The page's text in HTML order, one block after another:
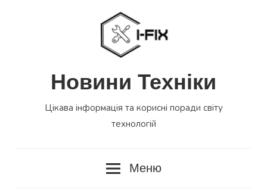
Новини Техніки
Цікава інформація та корисні поради світу
технологій
Меню